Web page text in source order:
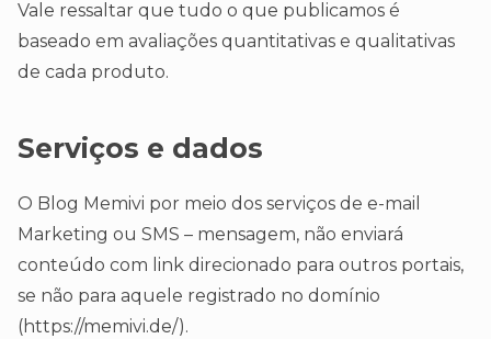
Vale ressaltar que tudo o que publicamos é
baseado em avaliações quantitativas e qualitativas
de cada produto.
Serviços e dados
O Blog Memivi por meio dos serviços de e-mail
Marketing ou SMS – mensagem, não enviará
conteúdo com link direcionado para outros portais,
se não para aquele registrado no domínio
(https://memivi.de/).